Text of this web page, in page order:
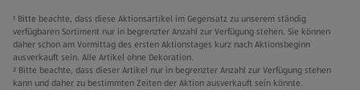
¹ Bitte beachte, dass diese Aktionsartikel im Gegensatz zu unserem ständig
verfügbaren Sortiment nur in begrenzter Anzahl zur Verfügung stehen. Sie können
daher schon am Vormittag des ersten Aktionstages kurz nach Aktionsbeginn
ausverkauft sein. Alle Artikel ohne Dekoration.
² Bitte beachte, dass dieser Artikel nur in begrenzter Anzahl zur Verfügung stehen
kann und daher zu bestimmten Zeiten der Aktion ausverkauft sein könnte.